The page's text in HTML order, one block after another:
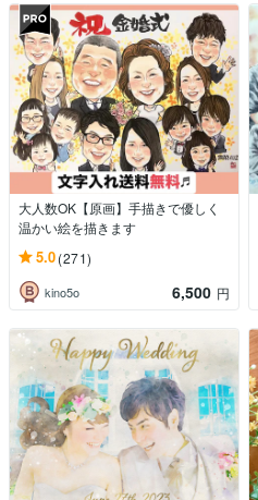
大人数OK【原画】手描きで優しく
温かい絵を描きます
5.0(271)
kino5o 6,500 円